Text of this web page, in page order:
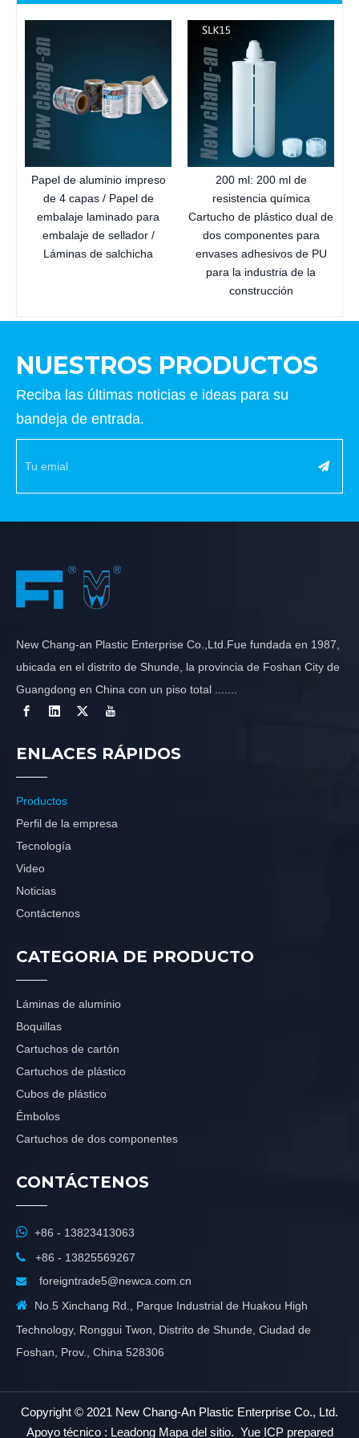
Papel de aluminio impreso
de 4 capas / Papel de
embalaje laminado para
embalaje de sellador /
Láminas de salchicha
200 ml: 200 ml de
resistencia química
Cartucho de plástico dual de
dos componentes para
envases adhesivos de PU
para la industria de la
construcción
NUESTROS PRODUCTOS
Reciba las últimas noticias e ideas para su
bandeja de entrada.
New Chang-an Plastic Enterprise Co.,Ltd.Fue fundada en 1987,
ubicada en el distrito de Shunde, la provincia de Foshan City de
Guangdong en China con un piso total .......
ENLACES RÁPIDOS
Productos
Perfil de la empresa
Tecnología
Video
Noticias
Contáctenos
CATEGORIA DE PRODUCTO
Láminas de aluminio
Boquillas
Cartuchos de cartón
Cartuchos de plástico
Cubos de plástico
Émbolos
Cartuchos de dos componentes
CONTÁCTENOS
 +86 - 13823413063
 +86 - 13825569267

foreigntrade5@newca.com.cn
 No.5 Xinchang Rd., Parque Industrial de Huakou High
Technology, Ronggui Twon, Distrito de Shunde, Ciudad de
Foshan, Prov., China 528306
Copyright © 2021 New Chang-An Plastic Enterprise Co., Ltd.
Apoyo técnico : Leadong Mapa del sitio. Yue ICP prepared